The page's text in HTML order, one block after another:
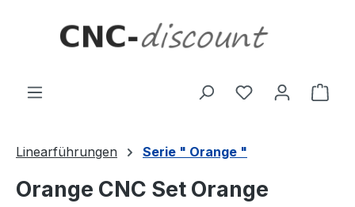
Linearführungen Serie " Orange "
Orange CNC Set Orange